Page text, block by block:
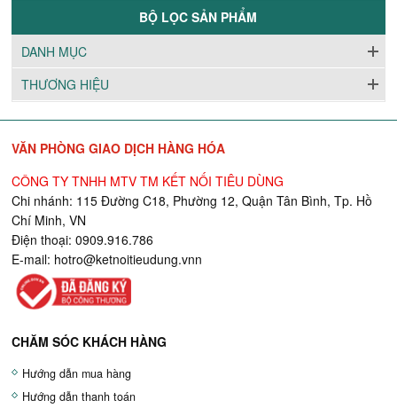
BỘ LỌC SẢN PHẨM
DANH MỤC
THƯƠNG HIỆU
VĂN PHÒNG GIAO DỊCH HÀNG HÓA
CÔNG TY TNHH MTV TM KẾT NỐI TIÊU DÙNG
Chi nhánh: 115 Đường C18, Phường 12, Quận Tân Bình, Tp. Hồ
Chí Minh, VN
Điện thoại: 0909.916.786
E-mail: hotro@ketnoitieudung.vnn
CHĂM SÓC KHÁCH HÀNG
Hướng dẫn mua hàng
Hướng dẫn thanh toán